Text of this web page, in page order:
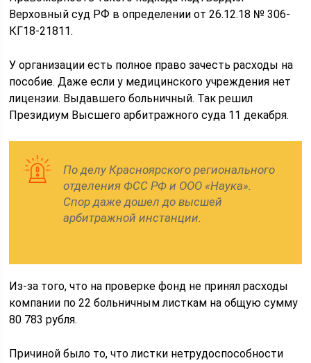
Верховный суд РФ в определении от 26.12.18 № 306-
КГ18-21811.
У организации есть полное право зачесть расходы на
пособие. Даже если у медицинского учреждения нет
лицензии. Выдавшего больничный. Так решил
Президиум Высшего арбитражного суда 11 декабря.
По делу Красноярского регионального
отделения ФСС РФ и ООО «Наука».
Спор даже дошел до высшей
арбитражной инстанции.
Из-за того, что на проверке фонд не принял расходы
компании по 22 больничным листкам на общую сумму
80 783 рубля.
Причиной было то, что листки нетрудоспособности